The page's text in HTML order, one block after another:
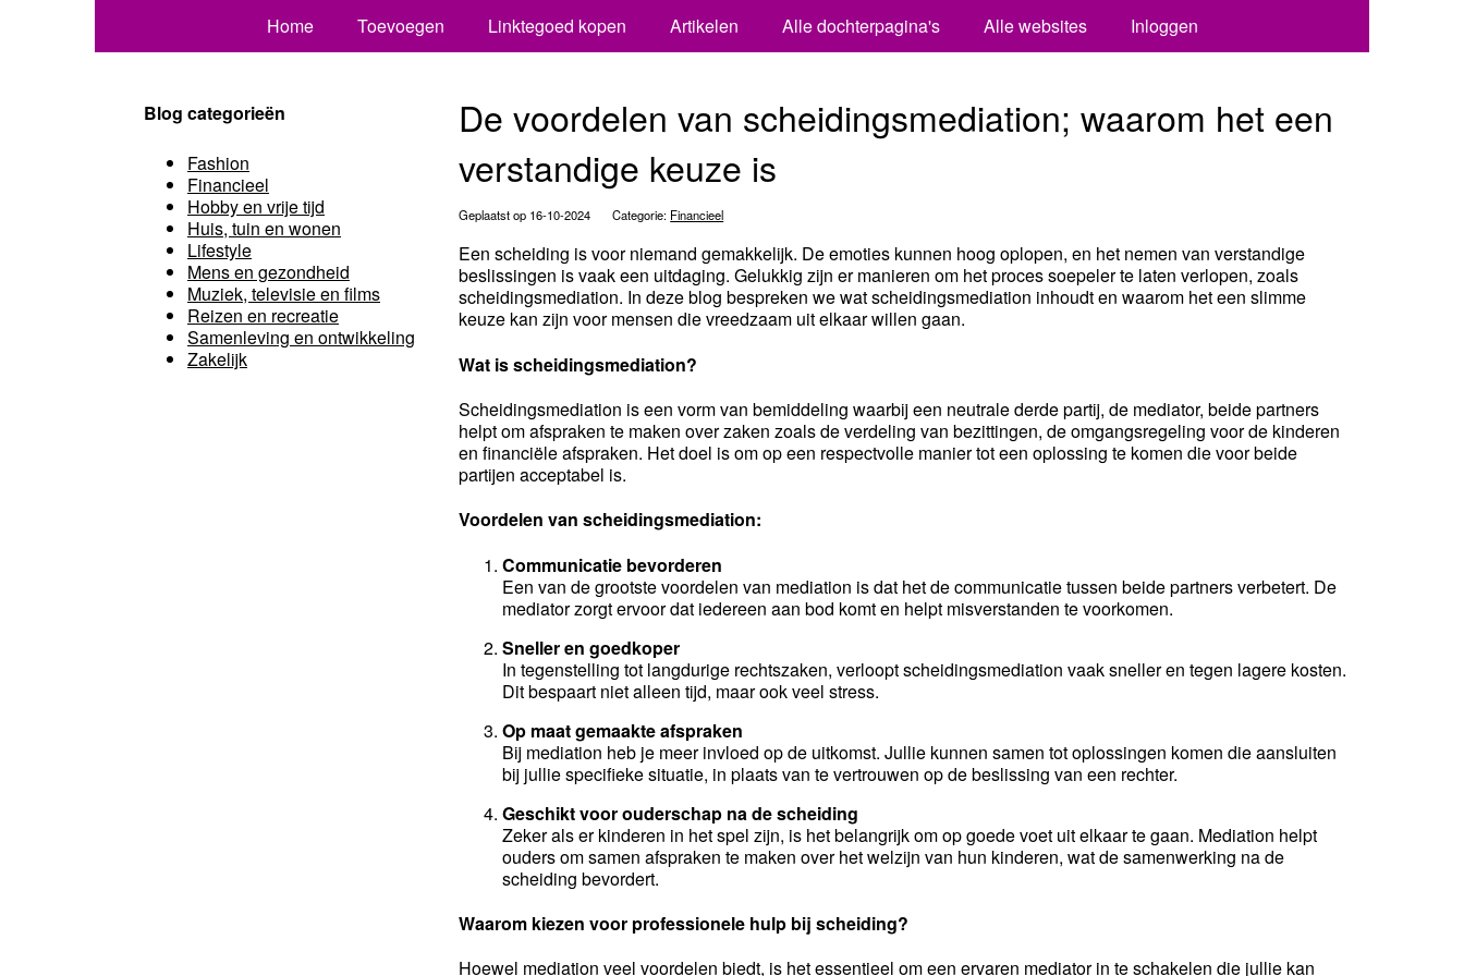
Home Toevoegen Linktegoed kopen Artikelen Alle dochterpagina's Alle websites Inloggen
De voordelen van scheidingsmediation; waarom het een
verstandige keuze is
Geplaatst op 16-10-2024 Categorie: Financieel
Een scheiding is voor niemand gemakkelijk. De emoties kunnen hoog oplopen, en het nemen van verstandige
beslissingen is vaak een uitdaging. Gelukkig zijn er manieren om het proces soepeler te laten verlopen, zoals
scheidingsmediation. In deze blog bespreken we wat scheidingsmediation inhoudt en waarom het een slimme
keuze kan zijn voor mensen die vreedzaam uit elkaar willen gaan.
Wat is scheidingsmediation?
Scheidingsmediation is een vorm van bemiddeling waarbij een neutrale derde partij, de mediator, beide partners
helpt om afspraken te maken over zaken zoals de verdeling van bezittingen, de omgangsregeling voor de kinderen
en financiële afspraken. Het doel is om op een respectvolle manier tot een oplossing te komen die voor beide
partijen acceptabel is.
Voordelen van scheidingsmediation:
Communicatie bevorderen
Een van de grootste voordelen van mediation is dat het de communicatie tussen beide partners verbetert. De
mediator zorgt ervoor dat iedereen aan bod komt en helpt misverstanden te voorkomen.
Sneller en goedkoper
In tegenstelling tot langdurige rechtszaken, verloopt scheidingsmediation vaak sneller en tegen lagere kosten.
Dit bespaart niet alleen tijd, maar ook veel stress.
Op maat gemaakte afspraken
Bij mediation heb je meer invloed op de uitkomst. Jullie kunnen samen tot oplossingen komen die aansluiten
bij jullie specifieke situatie, in plaats van te vertrouwen op de beslissing van een rechter.
Geschikt voor ouderschap na de scheiding
Zeker als er kinderen in het spel zijn, is het belangrijk om op goede voet uit elkaar te gaan. Mediation helpt
ouders om samen afspraken te maken over het welzijn van hun kinderen, wat de samenwerking na de
scheiding bevordert.
Waarom kiezen voor professionele hulp bij scheiding?
Hoewel mediation veel voordelen biedt, is het essentieel om een ervaren mediator in te schakelen die jullie kan
Blog categorieën
Fashion
Financieel
Hobby en vrije tijd
Huis, tuin en wonen
Lifestyle
Mens en gezondheid
Muziek, televisie en films
Reizen en recreatie
Samenleving en ontwikkeling
Zakelijk